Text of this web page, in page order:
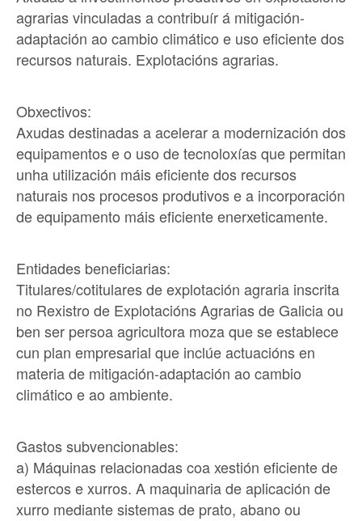
agrarias vinculadas a contribuír á mitigación-
adaptación ao cambio climático e uso eficiente dos
recursos naturais. Explotacións agrarias.
Obxectivos:
Axudas destinadas a acelerar a modernización dos
equipamentos e o uso de tecnoloxías que permitan
unha utilización máis eficiente dos recursos
naturais nos procesos produtivos e a incorporación
de equipamento máis eficiente enerxeticamente.
Entidades beneficiarias:
Titulares/cotitulares de explotación agraria inscrita
no Rexistro de Explotacións Agrarias de Galicia ou
ben ser persoa agricultora moza que se establece
cun plan empresarial que inclúe actuacións en
materia de mitigación-adaptación ao cambio
climático e ao ambiente.
Gastos subvencionables:
a) Máquinas relacionadas coa xestión eficiente de
estercos e xurros. A maquinaria de aplicación de
xurro mediante sistemas de prato, abano ou